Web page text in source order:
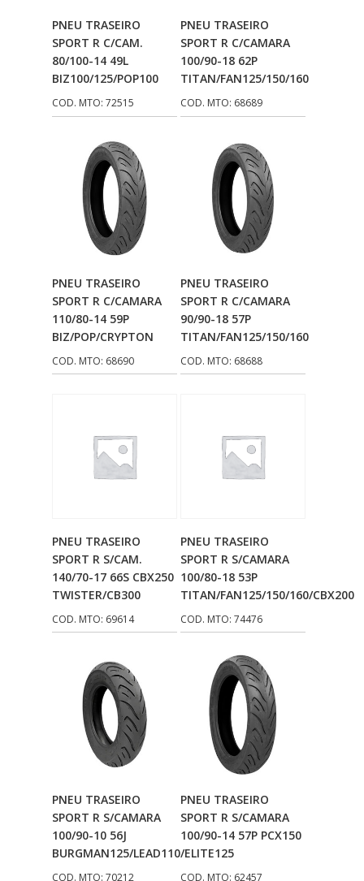
Adicionar Ao
Carrinho
PNEU TRASEIRO
SPORT R C/CAM.
80/100-14 49L
BIZ100/125/POP100
COD. MTO: 72515
Adicionar Ao
Carrinho
PNEU TRASEIRO
SPORT R C/CAMARA
100/90-18 62P
TITAN/FAN125/150/160
COD. MTO: 68689
Adicionar Ao
Carrinho
PNEU TRASEIRO
SPORT R C/CAMARA
110/80-14 59P
BIZ/POP/CRYPTON
COD. MTO: 68690
Adicionar Ao
Carrinho
PNEU TRASEIRO
SPORT R C/CAMARA
90/90-18 57P
TITAN/FAN125/150/160
COD. MTO: 68688
Adicionar Ao
Carrinho
PNEU TRASEIRO
SPORT R S/CAM.
140/70-17 66S CBX250
TWISTER/CB300
COD. MTO: 69614
Adicionar Ao
Carrinho
PNEU TRASEIRO
SPORT R S/CAMARA
100/80-18 53P
TITAN/FAN125/150/160/CBX200
COD. MTO: 74476
Adicionar Ao
Carrinho
PNEU TRASEIRO
SPORT R S/CAMARA
100/90-10 56J
BURGMAN125/LEAD110/ELITE125
COD. MTO: 70212
Adicionar Ao
Carrinho
PNEU TRASEIRO
SPORT R S/CAMARA
100/90-14 57P PCX150
COD. MTO: 62457